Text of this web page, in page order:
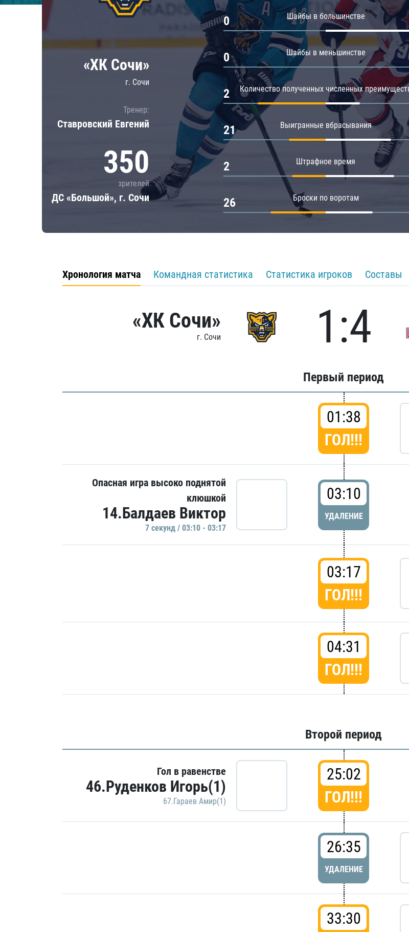
Локомотив
ЦСКА
Шанхайские Драконы
Амур
Барыс
Салават Юлаев
«ХК Сочи»
г. Сочи
Тренер:
Ставровский Евгений
350
зрителей
ДС «Большой», г. Сочи
Шайбы в большинстве
0
Шайбы в меньшинстве
0
Количество полученных численных
2
Выигранные вбрасывания
21
Штрафное время
2
Броски по воротам
26
Хронология матча Командная статистика Статистика игроков Составы
«ХК Сочи»
г. Сочи 1:4
Первый период
01:38
ГОЛ!!!
Опасная игра высоко поднятой
клюшкой
14.Балдаев Виктор
7 секунд / 03:10 - 03:17
03:10
УДАЛЕНИЕ
03:17
ГОЛ!!!
04:31
ГОЛ!!!
Второй период
Гол в равенстве
46.Руденков Игорь(1)
67.Гараев Амир(1)
25:02
ГОЛ!!!
26:35
УДАЛЕНИЕ
33:30